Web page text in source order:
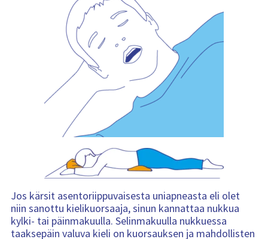
Jos kärsit asentoriippuvaisesta uniapneasta eli olet
niin sanottu kielikuorsaaja, sinun kannattaa nukkua
kylki- tai päinmakuulla. Selinmakuulla nukkuessa
taaksepäin valuva kieli on kuorsauksen ja mahdollisten